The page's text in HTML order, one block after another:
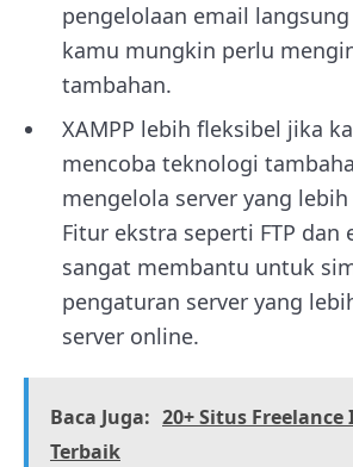
pengelolaan email
kamu mungkin perlu
tambahan.
XAMPP lebih fleksibel jika
mencoba teknologi
mengelola server yang
Fitur ekstra seperti FTP dan
sangat membantu untuk
pengaturan server yang
server online.
Baca Juga: 20+ Situs
Terbaik